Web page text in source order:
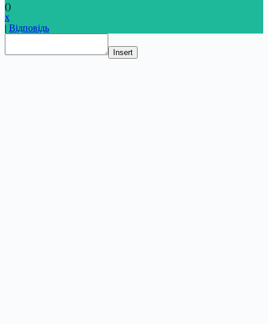
()
x
| Відповідь
Insert